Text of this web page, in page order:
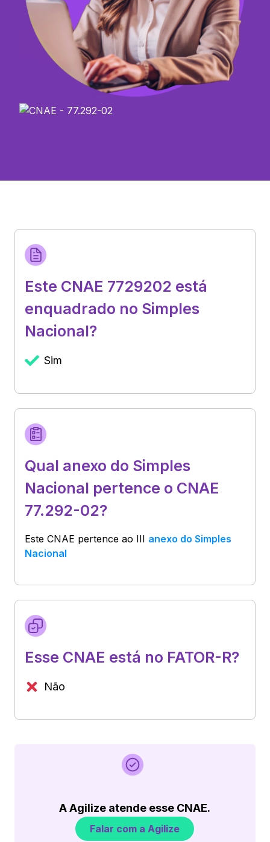
Este CNAE 7729202 está
enquadrado no Simples
Nacional?
Sim
Qual anexo do Simples
Nacional pertence o CNAE
77.292-02?
Este CNAE pertence ao III anexo do Simples
Nacional
Esse CNAE está no FATOR-R?
Não
A Agilize atende esse CNAE.
Falar com a Agilize